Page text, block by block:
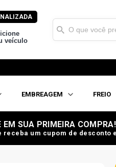
veículo
EMBREAGEM FREIO
EM SUA PRIMEIRA COMPRA!
receba um cupom de desconto